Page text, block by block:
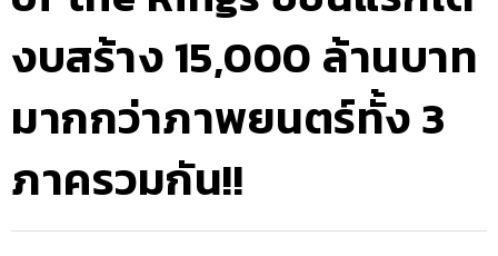
งบสร้าง 15,000 ล้านบาท
มากกว่าภาพยนตร์ทั้ง 3
ภาครวมกัน!!